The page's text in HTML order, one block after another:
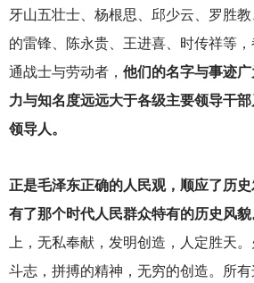
牙山五壮士、杨根思、邱少云、罗胜
的雷锋、陈永贵、王进喜、时传祥等
通战士与劳动者， 他们的名字与事迹
力与知名度远远大于各级主要领导干
领导人。
正是毛泽东正确的人民观，顺应了历
有了那个时代人民群众特有的历史风貌
上，无私奉献，发明创造，人定胜天
斗志，拼搏的精神，无穷的创造。所